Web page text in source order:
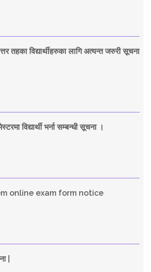
तहका विद्यार्थीहरुका लागि अत्यन्त जरुरी सूचना
विद्यार्थी भर्ना सम्बन्धी सूचना ।
online exam form notice
|